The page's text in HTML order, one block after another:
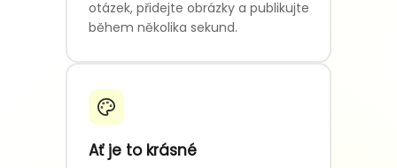
otázek, přidejte obrázky a publikujte
během několika sekund.
Ať je to krásné